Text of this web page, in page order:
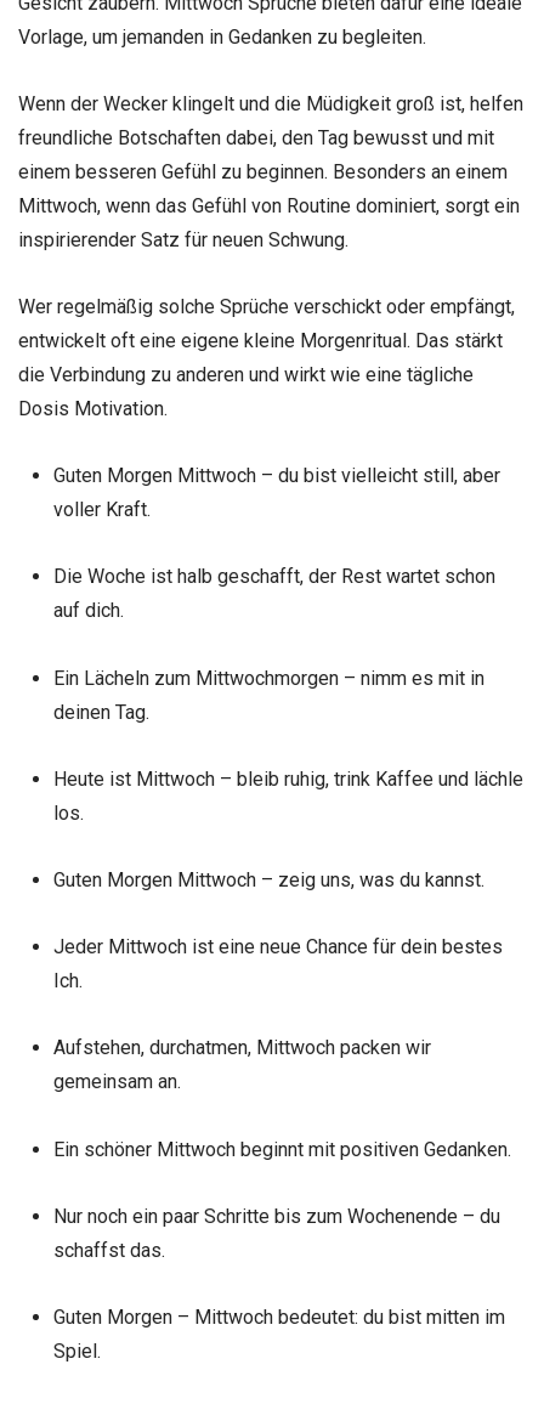
Vorlage, um jemanden in Gedanken zu begleiten.
Wenn der Wecker klingelt und die Müdigkeit groß ist, helfen
freundliche Botschaften dabei, den Tag bewusst und mit
einem besseren Gefühl zu beginnen. Besonders an einem
Mittwoch, wenn das Gefühl von Routine dominiert, sorgt ein
inspirierender Satz für neuen Schwung.
Wer regelmäßig solche Sprüche verschickt oder empfängt,
entwickelt oft eine eigene kleine Morgenritual. Das stärkt
die Verbindung zu anderen und wirkt wie eine tägliche
Dosis Motivation.
Guten Morgen Mittwoch – du bist vielleicht still, aber
voller Kraft.
Die Woche ist halb geschafft, der Rest wartet schon
auf dich.
Ein Lächeln zum Mittwochmorgen – nimm es mit in
deinen Tag.
Heute ist Mittwoch – bleib ruhig, trink Kaffee und lächle
los.
Guten Morgen Mittwoch – zeig uns, was du kannst.
Jeder Mittwoch ist eine neue Chance für dein bestes
Ich.
Aufstehen, durchatmen, Mittwoch packen wir
gemeinsam an.
Ein schöner Mittwoch beginnt mit positiven Gedanken.
Nur noch ein paar Schritte bis zum Wochenende – du
schaffst das.
Guten Morgen – Mittwoch bedeutet: du bist mitten im
Spiel.